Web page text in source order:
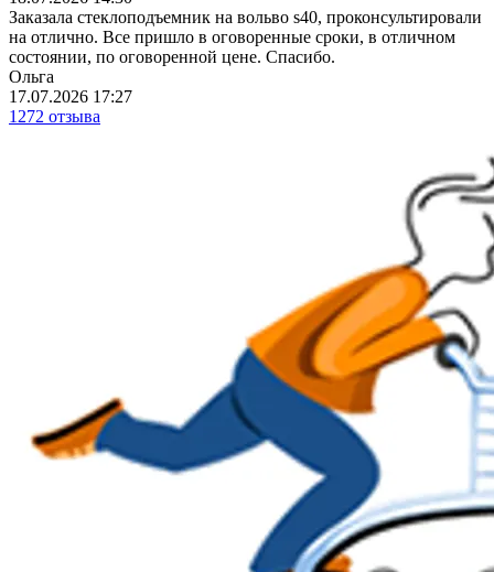
Заказала стеклоподъемник на вольво s40, проконсультировали
на отлично. Все пришло в оговоренные сроки, в отличном
состоянии, по оговоренной цене. Спасибо.
Ольга
17.07.2026 17:27
1272 отзыва